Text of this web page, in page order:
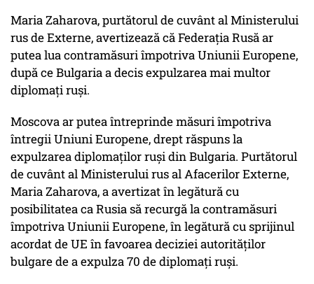
Maria Zaharova, purtătorul de cuvânt al Ministerului
rus de Externe, avertizează că Federaţia Rusă ar
putea lua contramăsuri împotriva Uniunii Europene,
după ce Bulgaria a decis expulzarea mai multor
diplomaţi ruşi.
Moscova ar putea întreprinde măsuri împotriva
întregii Uniuni Europene, drept răspuns la
expulzarea diplomaţilor ruşi din Bulgaria. Purtătorul
de cuvânt al Ministerului rus al Afacerilor Externe,
Maria Zaharova, a avertizat în legătură cu
posibilitatea ca Rusia să recurgă la contramăsuri
împotriva Uniunii Europene, în legătură cu sprijinul
acordat de UE în favoarea deciziei autorităţilor
bulgare de a expulza 70 de diplomaţi ruşi.